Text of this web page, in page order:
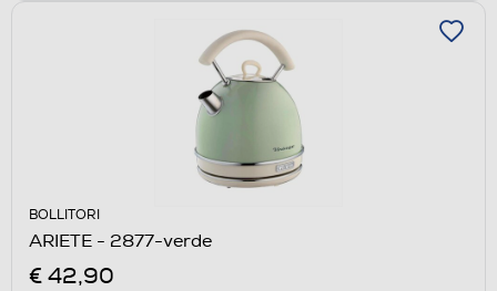
BOLLITORI
ARIETE - 2877-verde
€ 42,90